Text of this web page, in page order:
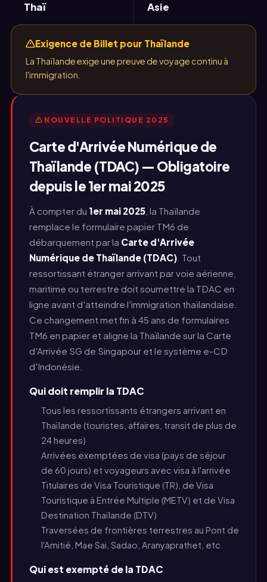
Thaï Asie
Exigence de Billet pour Thaïlande
La Thaïlande exige une preuve de voyage continu à
l'immigration.
NOUVELLE POLITIQUE 2025
Carte d'Arrivée Numérique de
Thaïlande (TDAC) — Obligatoire
depuis le 1er mai 2025
À compter du 1er mai 2025, la Thaïlande
remplace le formulaire papier TM6 de
débarquement par la Carte d'Arrivée
Numérique de Thaïlande (TDAC). Tout
ressortissant étranger arrivant par voie aérienne,
maritime ou terrestre doit soumettre la TDAC en
ligne avant d'atteindre l'immigration thaïlandaise.
Ce changement met fin à 45 ans de formulaires
TM6 en papier et aligne la Thaïlande sur la Carte
d'Arrivée SG de Singapour et le système e-CD
d'Indonésie.
Qui doit remplir la TDAC
Tous les ressortissants étrangers arrivant en
Thaïlande (touristes, affaires, transit de plus de
24 heures)
Arrivées exemptées de visa (pays de séjour
de 60 jours) et voyageurs avec visa à l'arrivée
Titulaires de Visa Touristique (TR), de Visa
Touristique à Entrée Multiple (METV) et de Visa
Destination Thaïlande (DTV)
Traversées de frontières terrestres au Pont de
l'Amitié, Mae Sai, Sadao, Aranyaprathet, etc.
Qui est exempté de la TDAC